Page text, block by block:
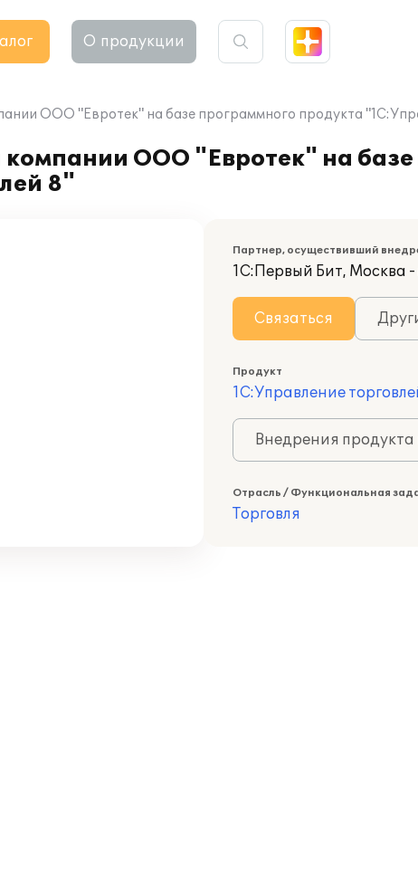
О продукции
ООО "Евротек" на базе программного продукта
компании ООО "Евротек" на
8"
Партнер, осуществивший
1С:Первый Бит, Москва -
Связаться
Продукт
1С:Управление
Внедрения
Отрасль / Функциональная
Торговля